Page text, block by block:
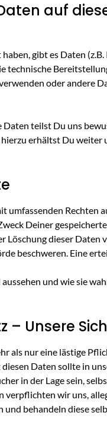
auf
gibt es Daten
technische
oder andere
Daten teilst Du uns
erhältst Du weiter
umfassenden Rechten
Deiner
Löschung dieser Daten
beschweren. Eine
und wie sie
– Unsere
als nur eine lästige
Daten sollte in
in der Lage sein,
verpflichten wir uns,
und behandeln diese